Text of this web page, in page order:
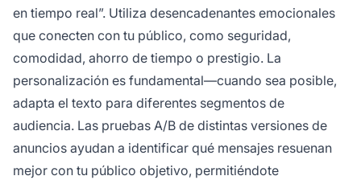
en tiempo real”. Utiliza desencadenantes emocionales
que conecten con tu público, como seguridad,
comodidad, ahorro de tiempo o prestigio. La
personalización es fundamental—cuando sea posible,
adapta el texto para diferentes segmentos de
audiencia. Las pruebas A/B de distintas versiones de
anuncios ayudan a identificar qué mensajes resuenan
mejor con tu público objetivo, permitiéndote